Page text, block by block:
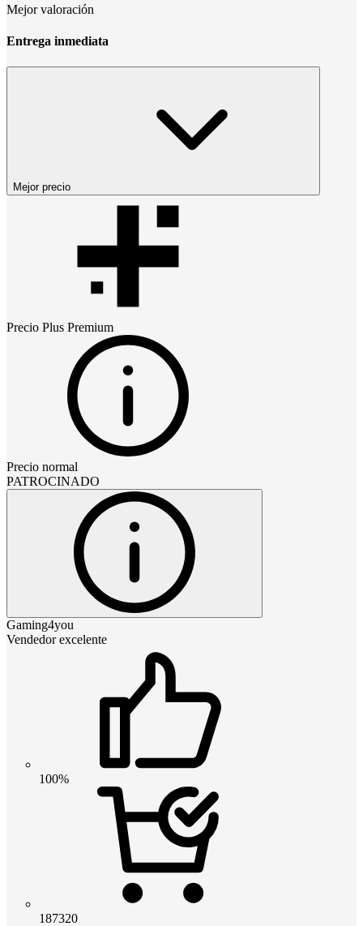
Mejor valoración
Entrega inmediata
Mejor precio
Precio Plus Premium
Precio normal
PATROCINADO
Gaming4you
Vendedor excelente
100%
187320